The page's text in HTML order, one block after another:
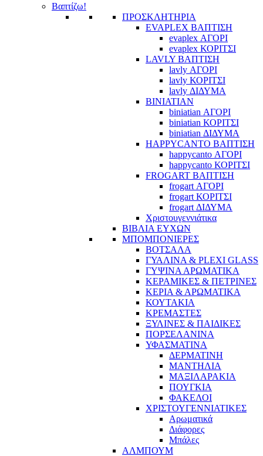
Βαπτίζω!
ΠΡΟΣΚΛΗΤΗΡΙΑ
EVAPLEX ΒΑΠΤΙΣΗ
evaplex ΑΓΟΡΙ
evaplex ΚΟΡΙΤΣΙ
LAVLY ΒΑΠΤΙΣΗ
lavly ΑΓΟΡΙ
lavly ΚΟΡΙΤΣΙ
lavly ΔΙΔΥΜΑ
BINIATIAN
biniatian ΑΓΟΡΙ
biniatian ΚΟΡΙΤΣΙ
biniatian ΔΙΔΥΜΑ
HAPPYCANTO ΒΑΠΤΙΣΗ
happycanto ΑΓΟΡΙ
happycanto ΚΟΡΙΤΣΙ
FROGART ΒΑΠΤΙΣΗ
frogart ΑΓΟΡΙ
frogart ΚΟΡΙΤΣΙ
frogart ΔΙΔΥΜΑ
Χριστουγεννιάτικα
ΒΙΒΛΙΑ ΕΥΧΩΝ
ΜΠΟΜΠΟΝΙΕΡΕΣ
ΒΟΤΣΑΛΑ
ΓΥΑΛΙΝΑ & PLEXI GLASS
ΓΥΨΙΝΑ ΑΡΩΜΑΤΙΚΑ
ΚΕΡΑΜΙΚΕΣ & ΠΕΤΡΙΝΕΣ
ΚΕΡΙΑ & ΑΡΩΜΑΤΙΚΑ
ΚΟΥΤΑΚΙΑ
ΚΡΕΜΑΣΤΕΣ
ΞΥΛΙΝΕΣ & ΠΑΙΔΙΚΕΣ
ΠΟΡΣΕΛΑΝΙΝΑ
ΥΦΑΣΜΑΤΙΝA
ΔΕΡΜΑΤΙΝΗ
ΜΑΝΤΗΛΙΑ
ΜΑΞΙΛΑΡΑΚΙΑ
ΠΟΥΓΚΙΑ
ΦΑΚΕΛΟΙ
ΧΡΙΣΤΟΥΓΕΝΝΙΑΤΙΚΕΣ
Αρωματικά
Διάφορες
Μπάλες
ΑΛΜΠΟΥΜ